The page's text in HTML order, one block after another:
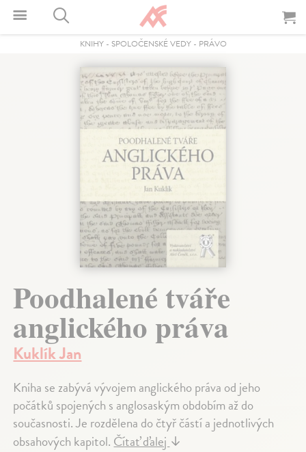
KNIHY- SPOLOČENSKÉ VEDY- PRÁVO
Poodhalené tváře
anglického práva
Kuklík Jan
Kniha se zabývá vývojem anglického práva od jeho
počátků spojených s anglosaským obdobím až do
současnosti. Je rozdělena do čtyř částí a jednotlivých
obsahových kapitol. Čítať ďalej ↓